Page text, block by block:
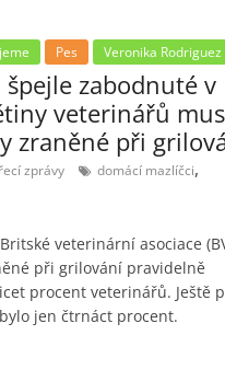
Pes Veronika Rodriguez
zabodnuté v
veterinářů
zraněné při
zprávy domácí mazlíčci,
veterinární asociace
při grilování pravidelně
procent veterinářů. Ještě
jen čtrnáct procent.